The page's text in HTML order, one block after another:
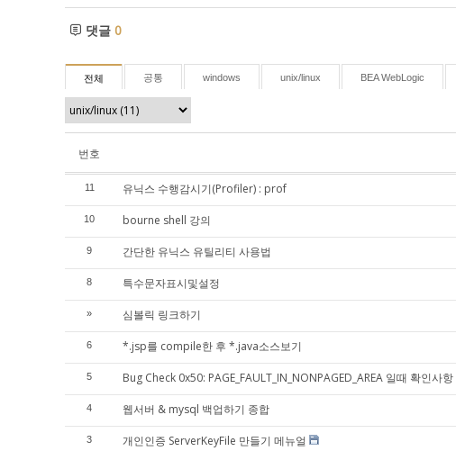
댓글 0
전체 공통 windows unix/linux BEA WebLogic
번호
11 유닉스 수행감시기(Profiler) : prof
10 bourne shell 강의
9 간단한 유닉스 유틸리티 사용법
8 특수문자표시및설정
» 심볼릭 링크하기
6 *.jsp를 compile한 후 *.java소스보기
5 Bug Check 0x50: PAGE_FAULT_IN_NONPAGED_AREA 일때 확인사항
4 웹서버 & mysql 백업하기 종합
3 개인인증 ServerKeyFile 만들기 메뉴얼